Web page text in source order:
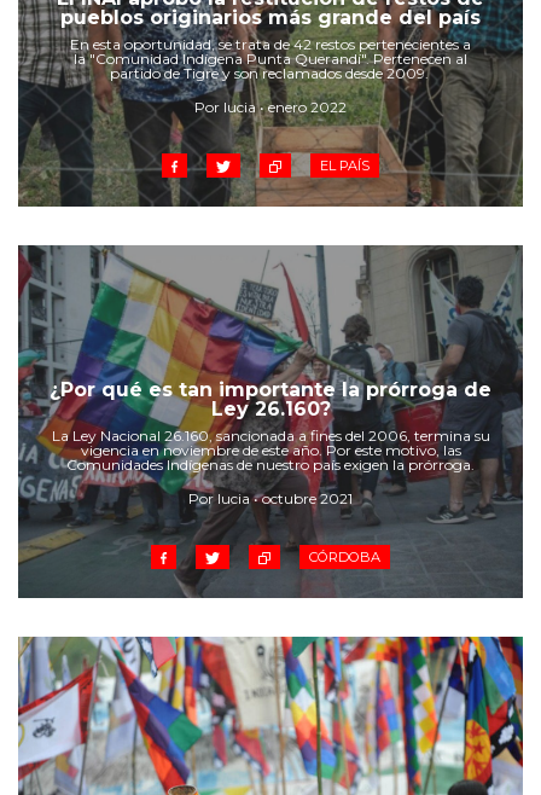
Cruz del Eje
Corredor de Ansenuza
La Carlota y zona
Laboulaye y sur
Bell Ville
Río Tercero
Despeñaderos
pueblos originarios más grande del país
En esta oportunidad, se trata de 42 restos pertenecientes a
la "Comunidad Indígena Punta Querandí". Pertenecen al
partido de Tigre y son reclamados desde 2009.
Por lucia • enero 2022
EL PAÍS
¿Por qué es tan importante la prórroga de
Ley 26.160?
La Ley Nacional 26.160, sancionada a fines del 2006, termina su
vigencia en noviembre de este año. Por este motivo, las
Comunidades Indígenas de nuestro país exigen la prórroga.
Por lucia • octubre 2021
CÓRDOBA